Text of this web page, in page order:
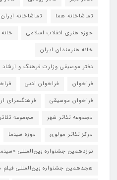
تماشاخانه هما
تماشاخانه‌
حوزه هنری انقلاب اسلامی
خانه
خانه هنرمندان ایران
دفتر موسیقی وزارت فرهنگ و ارشاد
فراخوان
فراخوان ادبی
فراخوان موسیقی
فرهنگسرای
مجموعه تئاتر شهر
مجموعه
مرکز تئاتر مولوی
موزه سینما
نوزدهمین جشنواره بین‌المللی
هجدهمین جشنواره بین‌المللی فیلم